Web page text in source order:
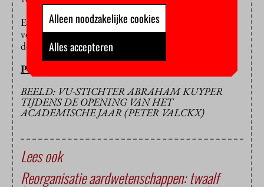
Er kan nog van alles gebeuren: morgenochtend
vergadert de or nog om te beslissen of de rechtszaak
doorgaat.
PETER BREEDVELD
BEELD: VU-STICHTER ABRAHAM KUYPER
TIJDENS DE OPENING VAN HET
ACADEMISCHE JAAR (PETER VALCKX)
Lees ook
Reorganisatie aardwetenschappen: twaalf
Alleen noodzakelijke cookies
Alles accepteren